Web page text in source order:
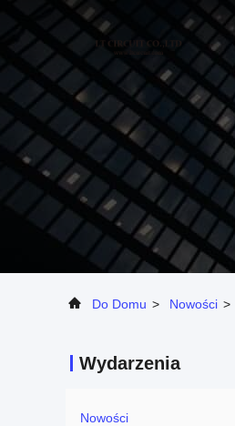
Do Domu > Nowości >
Wydarzenia
Nowości